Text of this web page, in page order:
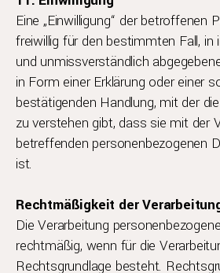
Eine „Einwilligung“ der betroffenen
freiwillig für den bestimmten Fall, in
und unmissverständlich
in Form einer Erklärung oder einer
bestätigenden Handlung, mit der
zu verstehen gibt, dass sie mit der
betreffenden personenbezogenen
ist.
Rechtmäßigkeit der
Die Verarbeitung
rechtmäßig, wenn für die
Rechtsgrundlage besteht.